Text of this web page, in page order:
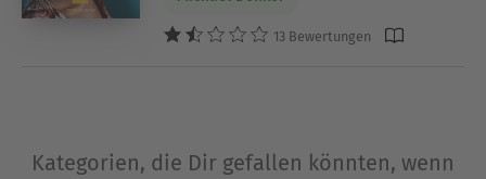
13 Bewertungen
Kategorien, die Dir gefallen könnten, wenn